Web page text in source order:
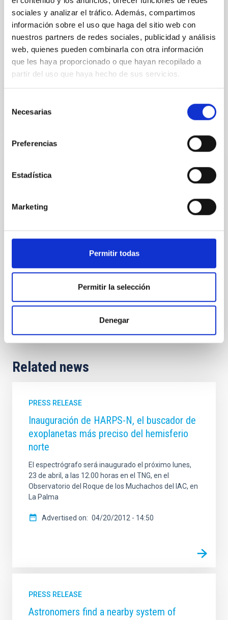
sociales y analizar el tráfico. Además, compartimos
información sobre el uso que haga del sitio web con
nuestros partners de redes sociales, publicidad y análisis
web, quienes pueden combinarla con otra información
que les haya proporcionado o que hayan recopilado a
partir del uso que haya hecho de sus servicios.
Necesarias
Preferencias
Estadística
Marketing
Permitir todas
Permitir la selección
Denegar
ESPRESSO is a fiber-fed, cross-dispersed, high
resolution, Echelle spectrograph which can be
operated with one or up to 4 Unit Telescopes (UTs) of
ESO’s VLT.
Rafael Rebolo López
In progress
Planet Searcher)
Searcher) is a new version of the succesful HARPS
high resolution (R ~ 115000) and a wavelength range
of 380-690 nm. It will be installed in the Isaac Newton
Telescope (upgraded and robotized) at the ORM.
Jonay Isaí González Hernández
Related news
PRESS RELEASE
Inauguración de HARPS-N, el buscador de
exoplanetas más preciso del hemisferio
norte
El espectrógrafo será inaugurado el próximo lunes,
23 de abril, a las 12.00 horas en el TNG, en el
Observatorio del Roque de los Muchachos del IAC, en
La Palma
Advertised on 04/20/2012 - 14:50
PRESS RELEASE
Astronomers find a nearby system of